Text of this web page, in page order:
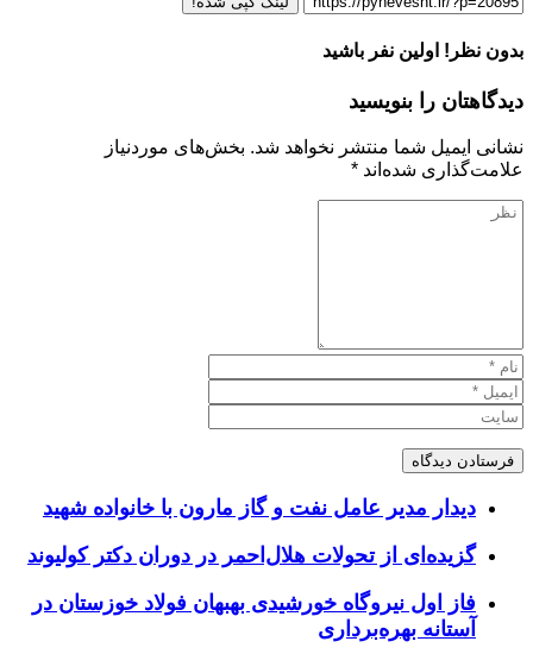
بدون نظر! اولین نفر باشید
دیدگاهتان را بنویسید
نشانی ایمیل شما منتشر نخواهد شد. بخش‌های موردنیاز
علامت‌گذاری شده‌اند *
دیدار مدیر عامل نفت و گاز مارون با خانواده شهید
گزیده‌ای از تحولات هلال‌احمر در دوران دکتر کولیوند
فاز اول نیروگاه خورشیدی بهبهان فولاد خوزستان در
آستانه بهره‌برداری